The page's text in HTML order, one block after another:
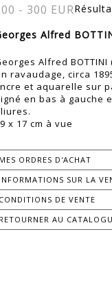
- 300 EUR
Alfred
Alfred BOTTINI
ravaudage, circa
et aquarelle sur
en bas à gauche
x 17 cm à vue
MES ORDRES D'ACHAT
INFORMATIONS SUR LA
CONDITIONS DE VENTE
RETOURNER AU